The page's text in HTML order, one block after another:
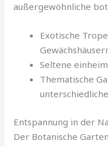
außergewöhnliche
Exotische
Seltene
Thematische
Entspannung in der
Der Botanische